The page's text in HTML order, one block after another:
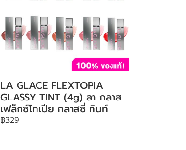
LA GLACE FLEXTOPIA
GLASSY TINT (4g) ลา กลาส
เฟล็กซ์โทเปีย กลาสซี่ ทินท์
฿329